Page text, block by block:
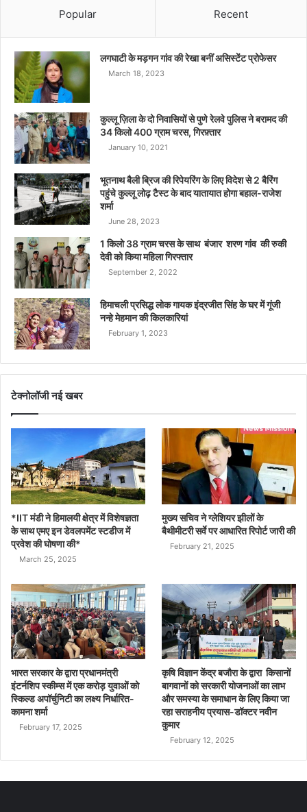
Popular Recent
लगघाटी के मड़गन गांव की रेखा बनीं असिस्टेंट प्रोफेसर
March 18, 2023
कुल्लू ज़िला के दो निवासियों से पुणे रेलवे पुलिस ने बरामद की
34 किलो 400 ग्राम चरस, गिरफ़्तार
January 10, 2021
भूतनाथ बैली ब्रिज की रिपेयरिंग के लिए विदेश से 2 बैरिंग
पहुंचे कुल्लू लोढ़ टैस्ट के बाद यातायात होगा बहाल-राजेश
शर्मा
June 28, 2023
1 किलो 38 ग्राम चरस के साथ बंजार शरण गांव की रुकी
देवी को किया महिला गिरफ्तार
September 2, 2022
हिमाचली प्रसिद्ध लोक गायक इंद्रजीत सिंह के घर में गूंजी
नन्हे मेहमान की किलकारियां
February 1, 2023
टेक्नोलॉजी नई खबर
*IIT मंडी ने हिमालयी क्षेत्र में विशेषज्ञता
के साथ एमए इन डेवलपमेंट स्टडीज में
प्रवेश की घोषणा की*
March 25, 2025
मुख्य सचिव ने ग्लेशियर झीलों के
बैथीमीटरी सर्वे पर आधारित रिपोर्ट जारी की
February 21, 2025
भारत सरकार के द्वारा प्रधानमंत्री
इंटर्नशिप स्कीम्स में एक करोड़ युवाओं को
स्किल्ड अपॉर्चुनिटी का लक्ष्य निर्धारित-
कामना शर्मा
February 17, 2025
कृषि विज्ञान केंद्र बजौरा के द्वारा किसानों
बागवानों को सरकारी योजनाओं का लाभ
और समस्या के समाधान के लिए किया जा
रहा सराहनीय प्रयास-डॉक्टर नवीन
कुमार
February 12, 2025